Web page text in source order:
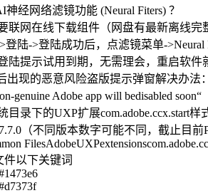
经网络滤镜功能 (Neural Fiters) ？
联网在线下载组件（网盘有最新离线完
陆->登陆成功后，点滤镜菜单->Neural
陆提示试用到期，无需理会，重启软件
出现的恶意风险盗版提示弹窗解决办法
genuine Adobe app will bedisabled soon“
目录下的UXP扩展com.adobe.ccx.start样
7.7.0（不同版本数字可能不同，截止目
件以下关键词